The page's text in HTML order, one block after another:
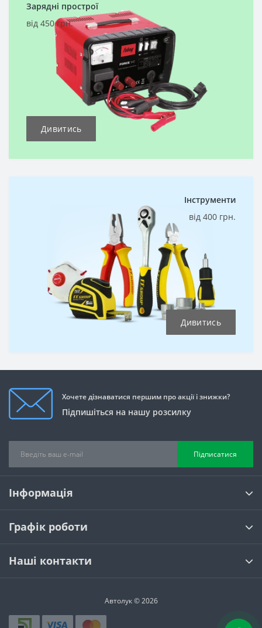
Зарядні прострої
від 450 грн.
Дивитись
Інструменти
від 400 грн.
Дивитись
Хочете дізнаватися першим про акції і знижки?
Підпишіться на нашу розсилку
Підписатися
Інформація
Графік роботи
Наші контакти
Автолук © 2026